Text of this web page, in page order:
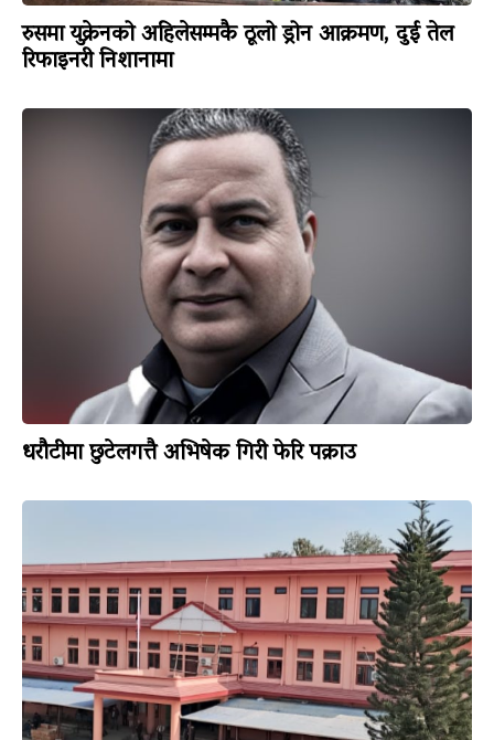
रुसमा युक्रेनको अहिलेसम्मकै ठूलो ड्रोन आक्रमण, दुई तेल
रिफाइनरी निशानामा
धरौटीमा छुटेलगत्तै अभिषेक गिरी फेरि पक्राउ